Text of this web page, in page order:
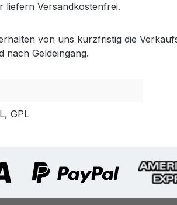
liefern Versandkostenfrei.
von uns kurzfristig die
nach Geldeingang.
GPL